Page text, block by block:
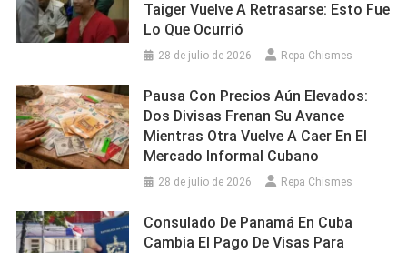
Taiger Vuelve A Retrasarse: Esto Fue
Lo Que Ocurrió
28 de julio de 2026 Repa Chismes
Pausa Con Precios Aún Elevados:
Dos Divisas Frenan Su Avance
Mientras Otra Vuelve A Caer En El
Mercado Informal Cubano
28 de julio de 2026 Repa Chismes
Consulado De Panamá En Cuba
Cambia El Pago De Visas Para